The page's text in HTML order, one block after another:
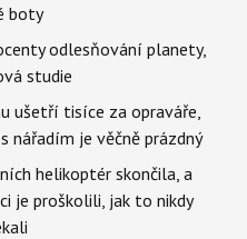
boty
odlesňování planety,
studie
ušetří tisíce za opraváře,
nářadím je věčně prázdný
helikoptér skončila, a
je proškolili, jak to nikdy